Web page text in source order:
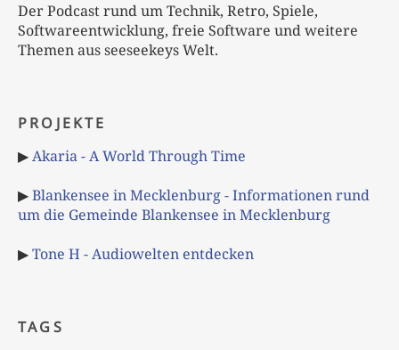
Der Podcast rund um Technik, Retro, Spiele,
Softwareentwicklung, freie Software und weitere
Themen aus seeseekeys Welt.
PROJEKTE
▶Akaria - A World Through Time
▶Blankensee in Mecklenburg - Informationen rund
um die Gemeinde Blankensee in Mecklenburg
▶Tone H - Audiowelten entdecken
TAGS